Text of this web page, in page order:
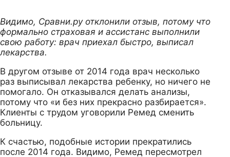
Видимо, Сравни.ру отклонили отзыв, потому что
формально страховая и ассистанс выполнили
свою работу: врач приехал быстро, выписал
лекарства.
В другом отзыве от 2014 года врач несколько
раз выписывал лекарства ребенку, но ничего не
помогало. Он отказывался делать анализы,
потому что «и без них прекрасно разбирается».
Клиенты с трудом уговорили Ремед сменить
больницу.
К счастью, подобные истории прекратились
после 2014 года. Видимо, Ремед пересмотрел